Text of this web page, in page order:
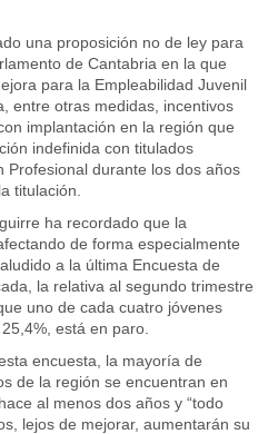
una proposición no de ley para
de Cantabria en la que
para la Empleabilidad Juvenil
entre otras medidas, incentivos
implantación en la región que
indefinida con titulados
Profesional durante los dos años
titulación.
ha recordado que la
de forma especialmente
a la última Encuesta de
la relativa al segundo trimestre
uno de cada cuatro jóvenes
está en paro.
encuesta, la mayoría de
de la región se encuentran en
al menos dos años y “todo
lejos de mejorar, aumentarán su